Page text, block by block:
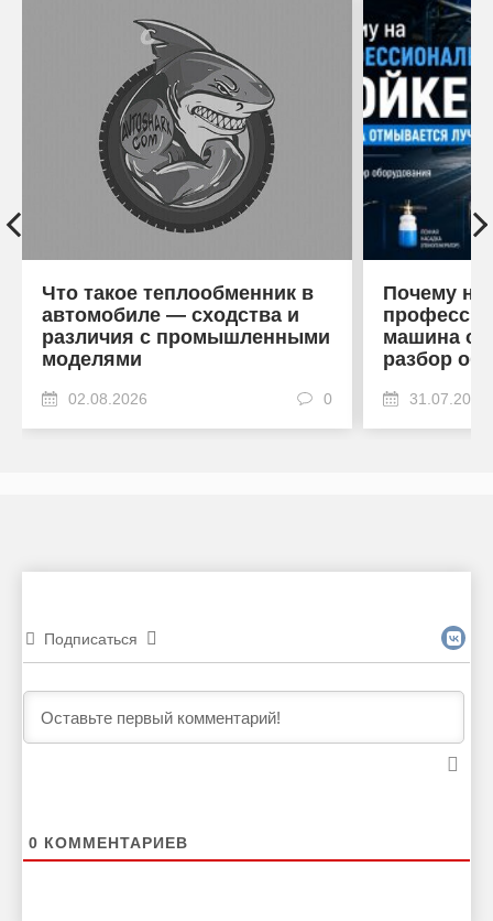
Что такое теплообменник в
автомобиле — сходства и
различия с промышленными
моделями
02.08.2026 0
Почему на
машина
разбор
31.07.2026
Подписаться
0 КОММЕНТАРИЕВ